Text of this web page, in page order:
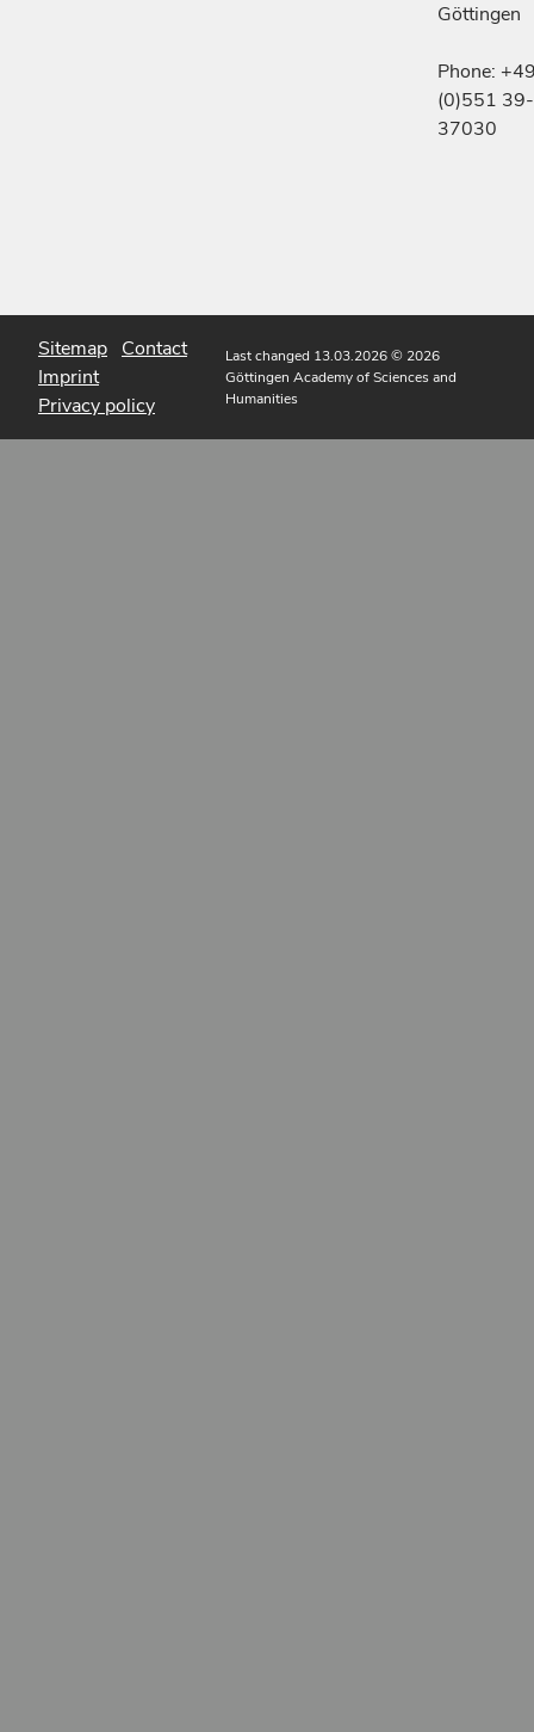
Göttingen
Phone:
(0)551 39-
37030
Sitemap Contact
Imprint
Privacy policy
Last changed 13.03.2026© 2026
Göttingen Academy of Sciences and
Humanities